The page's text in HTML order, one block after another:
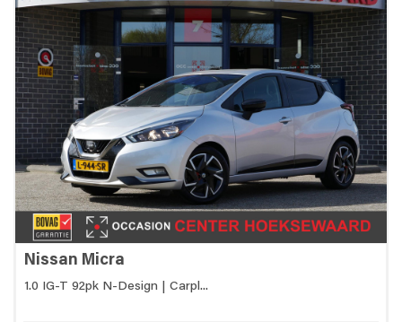
Nissan Micra
1.0 IG-T 92pk N-Design | Carpl...